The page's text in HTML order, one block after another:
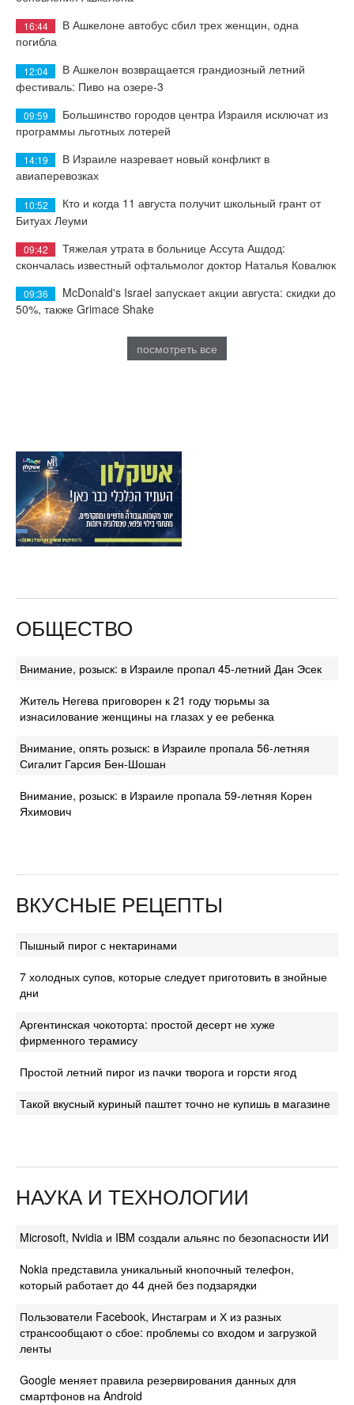
16:44
В Ашкелоне автобус сбил трех женщин, одна
погибла
12:04
В Ашкелон возвращается грандиозный летний
фестиваль: Пиво на озере-3
09:59
Большинство городов центра Израиля исключат из
программы льготных лотерей
14:19
В Израиле назревает новый конфликт в
авиаперевозках
10:52
Кто и когда 11 августа получит школьный грант от
Битуах Леуми
09:42
Тяжелая утрата в больнице Ассута Ашдод:
скончалась известный офтальмолог доктор Наталья Ковалюк
09:36
McDonald's Israel запускает акции августа: скидки до
50%, также Grimace Shake
посмотреть все
ОБЩЕСТВО
Внимание, розыск: в Израиле пропал 45-летний Дан Эсек
Житель Негева приговорен к 21 году тюрьмы за
изнасилование женщины на глазах у ее ребенка
Внимание, опять розыск: в Израиле пропала 56-летняя
Сигалит Гарсия Бен-Шошан
Внимание, розыск: в Израиле пропала 59-летняя Корен
Яхимович
ВКУСНЫЕ РЕЦЕПТЫ
Пышный пирог с нектаринами
7 холодных супов, которые следует приготовить в знойные
дни
Аргентинская чокоторта: простой десерт не хуже
фирменного терамису
Простой летний пирог из пачки творога и горсти ягод
Такой вкусный куриный паштет точно не купишь в магазине
НАУКА И ТЕХНОЛОГИИ
Microsoft, Nvidia и IBM создали альянс по безопасности ИИ
Nokia представила уникальный кнопочный телефон,
который работает до 44 дней без подзарядки
Пользователи Facebook, Инстаграм и Х из разных
странсообщают о сбое: проблемы со входом и загрузкой
ленты
Google меняет правила резервирования данных для
смартфонов на Android